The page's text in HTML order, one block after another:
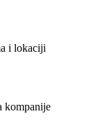
i lokaciji
kompanije